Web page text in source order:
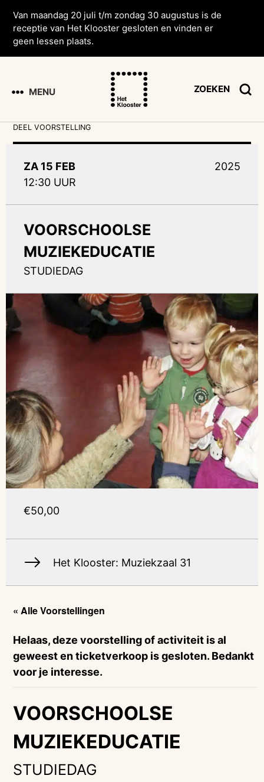
Van maandag 20 juli t/m zondag 30 augustus is de
receptie van Het Klooster gesloten en vinden er
geen lessen plaats.
MENU ZOEKEN
DEEL VOORSTELLING
« Alle Voorstellingen
Helaas, deze voorstelling of activiteit is al
geweest en ticketverkoop is gesloten. Bedankt
voor je interesse.
VOORSCHOOLSE
MUZIEKEDUCATIE
STUDIEDAG
ZA 15 FEB
12:30 UUR
2025
VOORSCHOOLSE
MUZIEKEDUCATIE
STUDIEDAG
€50,00
Het Klooster: Muziekzaal 31